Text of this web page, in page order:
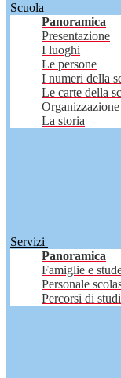
Scuola
Panoramica
Presentazione
I luoghi
Le persone
I numeri della
Le carte della
Organizzazione
La storia
Servizi
Panoramica
Famiglie e
Personale
Percorsi di